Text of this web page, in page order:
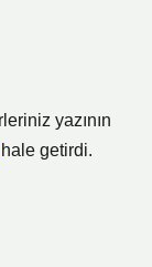
yazının
hale getirdi.